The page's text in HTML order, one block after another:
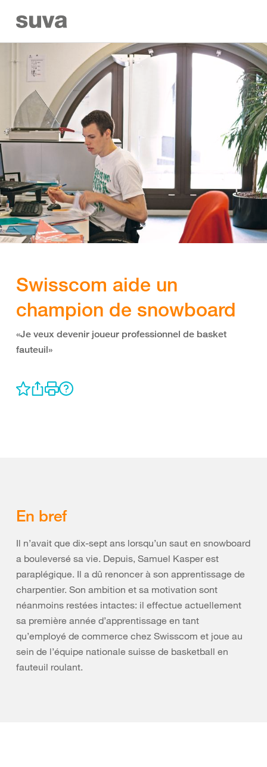
Swisscom aide un
champion de snowboard
«Je veux devenir joueur professionnel de basket
fauteuil»
En bref
Il n’avait que dix-sept ans lorsqu’un saut en snowboard
a bouleversé sa vie. Depuis, Samuel Kasper est
paraplégique. Il a dû renoncer à son apprentissage de
charpentier. Son ambition et sa motivation sont
néanmoins restées intactes: il effectue actuellement
sa première année d’apprentissage en tant
qu’employé de commerce chez Swisscom et joue au
sein de l’équipe nationale suisse de basketball en
fauteuil roulant.